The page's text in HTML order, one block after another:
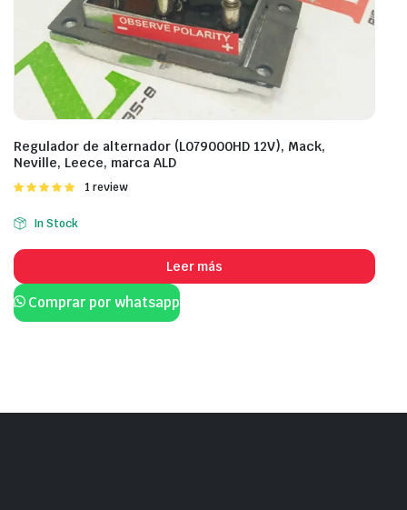
Regulador de alternador (L079000HD 12V), Mack,
Neville, Leece, marca ALD
Valorado
5
1 review
In Stock
Leer más
Comprar por whatsapp